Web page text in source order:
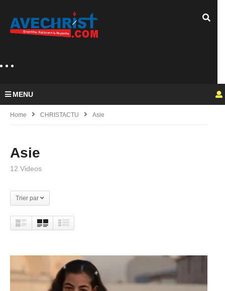
MENU
Home CHRISTACTU Asie
Asie
12 Videos
Trier par